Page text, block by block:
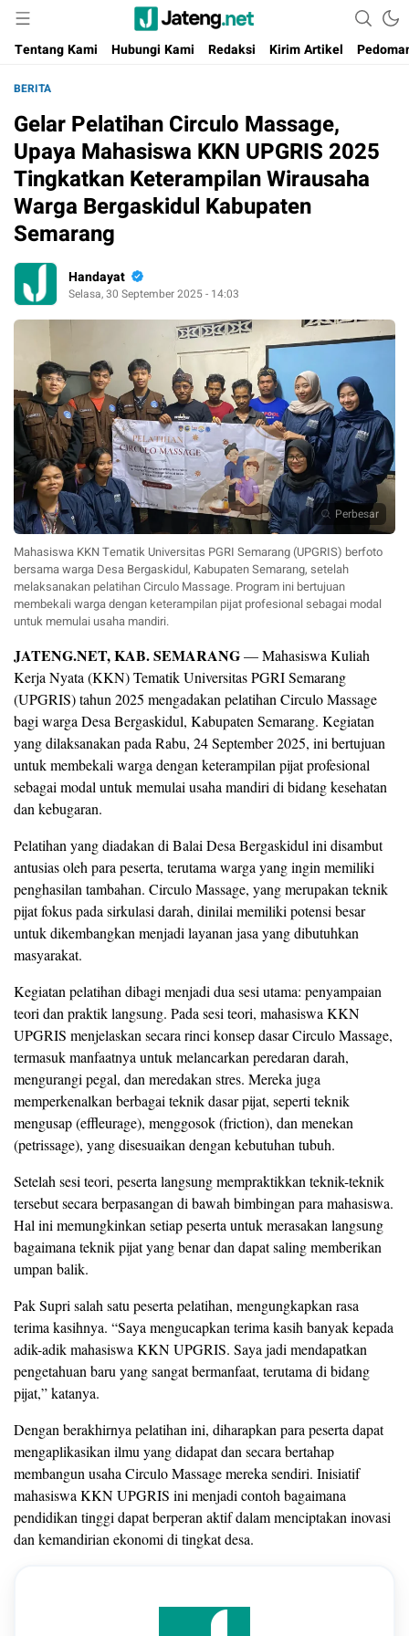
Jateng.net
Portal Media Anak Muda Jawa Tengah
Tentang Kami
Hubungi Kami Redaksi Kirim Artikel
BERITA
Gelar Pelatihan Circulo Massage,
Upaya Mahasiswa KKN UPGRIS 2025
Tingkatkan Keterampilan Wirausaha
Warga Bergaskidul Kabupaten
Semarang
Handayat
Selasa, 30 September 2025 - 14:03
Perbesar
Mahasiswa KKN Tematik Universitas PGRI Semarang (UPGRIS) berfoto
bersama warga Desa Bergaskidul, Kabupaten Semarang, setelah
melaksanakan pelatihan Circulo Massage. Program ini bertujuan
membekali warga dengan keterampilan pijat profesional sebagai modal
untuk memulai usaha mandiri.
JATENG.NET, KAB. SEMARANG— Mahasiswa Kuliah
Kerja Nyata (KKN) Tematik Universitas PGRI Semarang
(UPGRIS) tahun 2025 mengadakan pelatihan Circulo Massage
bagi warga Desa Bergaskidul, Kabupaten Semarang. Kegiatan
yang dilaksanakan pada Rabu, 24 September 2025, ini bertujuan
untuk membekali warga dengan keterampilan pijat profesional
sebagai modal untuk memulai usaha mandiri di bidang kesehatan
dan kebugaran.
Pelatihan yang diadakan di Balai Desa Bergaskidul ini disambut
antusias oleh para peserta, terutama warga yang ingin memiliki
penghasilan tambahan. Circulo Massage, yang merupakan teknik
pijat fokus pada sirkulasi darah, dinilai memiliki potensi besar
untuk dikembangkan menjadi layanan jasa yang dibutuhkan
masyarakat.
Kegiatan pelatihan dibagi menjadi dua sesi utama: penyampaian
teori dan praktik langsung. Pada sesi teori, mahasiswa KKN
UPGRIS menjelaskan secara rinci konsep dasar Circulo Massage,
termasuk manfaatnya untuk melancarkan peredaran darah,
mengurangi pegal, dan meredakan stres. Mereka juga
memperkenalkan berbagai teknik dasar pijat, seperti teknik
mengusap (effleurage), menggosok (friction), dan menekan
(petrissage), yang disesuaikan dengan kebutuhan tubuh.
Setelah sesi teori, peserta langsung mempraktikkan teknik-teknik
tersebut secara berpasangan di bawah bimbingan para mahasiswa.
Hal ini memungkinkan setiap peserta untuk merasakan langsung
bagaimana teknik pijat yang benar dan dapat saling memberikan
umpan balik.
Pak Supri salah satu peserta pelatihan, mengungkapkan rasa
terima kasihnya. “Saya mengucapkan terima kasih banyak kepada
adik-adik mahasiswa KKN UPGRIS. Saya jadi mendapatkan
pengetahuan baru yang sangat bermanfaat, terutama di bidang
pijat,” katanya.
Dengan berakhirnya pelatihan ini, diharapkan para peserta dapat
mengaplikasikan ilmu yang didapat dan secara bertahap
membangun usaha Circulo Massage mereka sendiri. Inisiatif
mahasiswa KKN UPGRIS ini menjadi contoh bagaimana
pendidikan tinggi dapat berperan aktif dalam menciptakan inovasi
dan kemandirian ekonomi di tingkat desa.